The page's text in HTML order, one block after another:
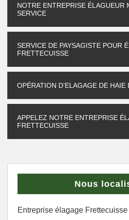
NOTRE ENTREPRISE ÉLAGUEUR
SERVICE
SERVICE DE PAYSAGISTE POUR
FRETTECUISSE
OPÉRATION D’ELAGAGE DE
APPELEZ NOTRE ENTREPRISE
FRETTECUISSE
Nous
Entreprise élagage Frettecuisse